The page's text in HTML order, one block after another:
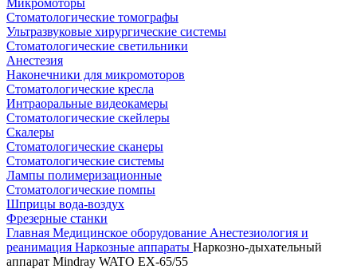
Микромоторы
Стоматологические томографы
Ультразвуковые хирургические системы
Стоматологические светильники
Анестезия
Наконечники для микромоторов
Стоматологические кресла
Интраоральные видеокамеры
Стоматологические скейлеры
Скалеры
Стоматологические сканеры
Стоматологические системы
Лампы полимеризационные
Стоматологические помпы
Шприцы вода-воздух
Фрезерные станки
Главная Медицинское оборудование Анестезиология и
реанимация Наркозные аппараты Наркозно-дыхательный
аппарат Mindray WATO EX-65/55